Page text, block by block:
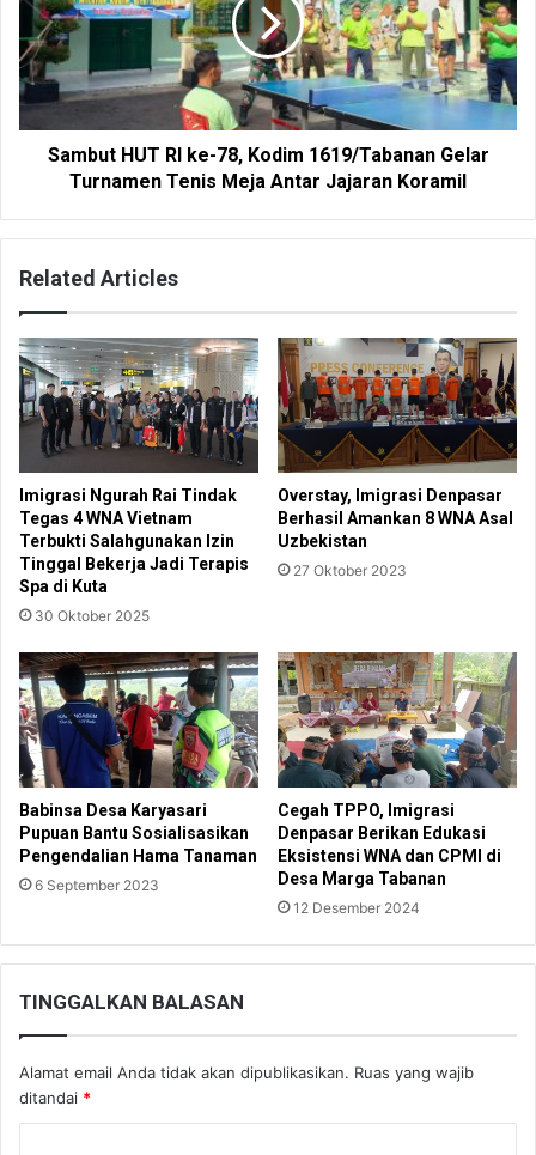
Sambut HUT RI ke-78, Kodim 1619/Tabanan Gelar
Turnamen Tenis Meja Antar Jajaran Koramil
Related Articles
Imigrasi Ngurah Rai Tindak
Tegas 4 WNA Vietnam
Terbukti Salahgunakan Izin
Tinggal Bekerja Jadi Terapis
Spa di Kuta
30 Oktober 2025
Overstay, Imigrasi Denpasar
Berhasil Amankan 8 WNA Asal
Uzbekistan
27 Oktober 2023
Babinsa Desa Karyasari
Pupuan Bantu Sosialisasikan
Pengendalian Hama Tanaman
6 September 2023
Cegah TPPO, Imigrasi
Denpasar Berikan Edukasi
Eksistensi WNA dan CPMI di
Desa Marga Tabanan
12 Desember 2024
TINGGALKAN BALASAN
Alamat email Anda tidak akan dipublikasikan. Ruas yang wajib
ditandai *